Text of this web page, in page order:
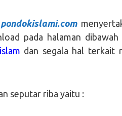
pondokislami.com
pada halaman dibawah
dan segala hal terkait
seputar riba yaitu :